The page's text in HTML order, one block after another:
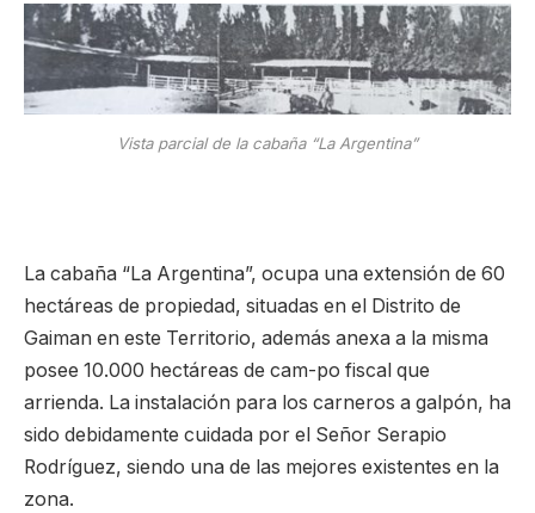
Vista parcial de la cabaña “La Argentina”
La cabaña “La Argentina”, ocupa una extensión de 60
hectáreas de propiedad, situadas en el Distrito de
Gaiman en este Territorio, además anexa a la misma
posee 10.000 hectáreas de cam-po fiscal que
arrienda. La instalación para los carneros a galpón, ha
sido debidamente cuidada por el Señor Serapio
Rodríguez, siendo una de las mejores existentes en la
zona.